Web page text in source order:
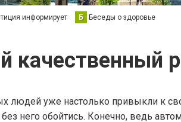
информирует Б Беседы о здоровье
качественный
людей уже настолько привыкли к
него обойтись. Конечно, ведь